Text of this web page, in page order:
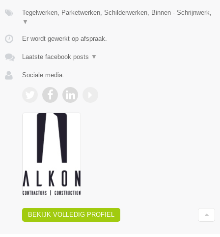
Tegelwerken, Parketwerken, Schilderwerken, Binnen - Schrijnwerk,
▼
Er wordt gewerkt op afspraak.
Laatste facebook posts ▼
Sociale media:
BEKIJK VOLLEDIG PROFIEL